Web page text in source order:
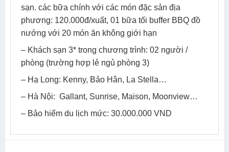
sạn. các bữa chính với các món đặc sản địa
phương: 120.000đ/xuất, 01 bữa tối buffer BBQ đồ
nướng với 20 món ăn không giới hạn
– Khách sạn 3* trong chương trình: 02 người /
phòng (trường hợp lẻ ngủ phòng 3)
– Hạ Long: Kenny, Bảo Hân, La Stella…
– Hà Nội: Gallant, Sunrise, Maison, Moonview…
– Bảo hiểm du lịch mức: 30.000.000 VND